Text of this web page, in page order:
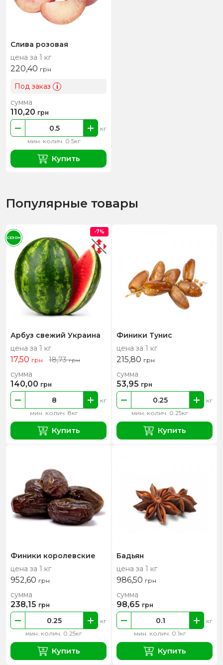
Слива розовая
цена за 1 кг
220,40 грн
Под заказ i
мин. колич. 0.5кг
кг
сумма
110,20 грн
Купить
Популярные товары
Арбуз свежий Украина
цена за 1 кг
17,50 грн 18,73грн
мин. колич. 8кг
кг
сумма
140,00 грн
Купить
-7%
СЕЗОН
Финики Тунис
цена за 1 кг
215,80 грн
мин. колич. 0.25кг
кг
сумма
53,95 грн
Купить
Финики королевские
цена за 1 кг
952,60 грн
мин. колич. 0.25кг
кг
сумма
238,15 грн
Купить
Бадьян
цена за 1 кг
986,50 грн
мин. колич. 0.1кг
кг
сумма
98,65 грн
Купить